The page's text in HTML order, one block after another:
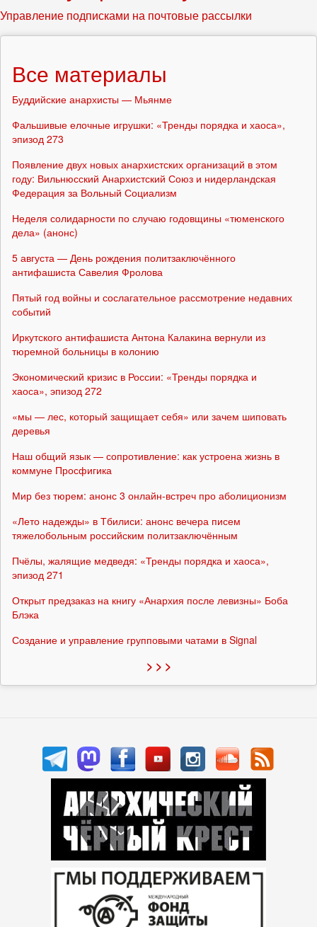
Управление подписками на почтовые рассылки
Все материалы
Буддийские анархисты — Мьянме
Фальшивые елочные игрушки: «Тренды порядка и хаоса»,
эпизод 273
Появление двух новых анархистских организаций в этом
году: Вильнюсский Анархистский Союз и нидерландская
Федерация за Вольный Социализм
Неделя солидарности по случаю годовщины «тюменского
дела» (анонс)
5 августа — День рождения политзаключённого
антифашиста Савелия Фролова
Пятый год войны и сослагательное рассмотрение недавних
событий
Иркутского антифашиста Антона Калакина вернули из
тюремной больницы в колонию
Экономический кризис в России: «Тренды порядка и
хаоса», эпизод 272
«мы — лес, который защищает себя» или зачем шиповать
деревья
Наш общий язык — сопротивление: как устроена жизнь в
коммуне Просфигика
Мир без тюрем: анонс 3 онлайн-встреч про аболиционизм
«Лето надежды» в Тбилиси: анонс вечера писем
тяжелобольным российским политзаключённым
Пчёлы, жалящие медведя: «Тренды порядка и хаоса»,
эпизод 271
Открыт предзаказ на книгу «Анархия после левизны» Боба
Блэка
Создание и управление групповыми чатами в Signal
> > >